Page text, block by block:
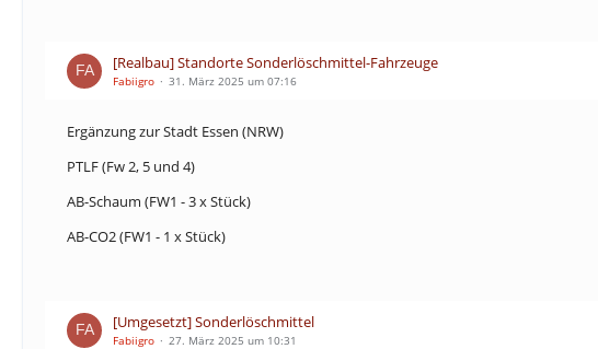
[Realbau] Standorte Sonderlöschmittel-Fahrzeuge
Fabiigro 31. März 2025 um 07:16
Ergänzung zur Stadt Essen (NRW)
PTLF (Fw 2, 5 und 4)
AB-Schaum (FW1 - 3 x Stück)
AB-CO2 (FW1 - 1 x Stück)
[Umgesetzt] Sonderlöschmittel
Fabiigro 27. März 2025 um 10:31